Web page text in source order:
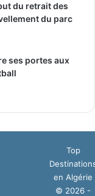
du retrait des
du parc
ses portes aux
Top
en Algérie
© 2026 -